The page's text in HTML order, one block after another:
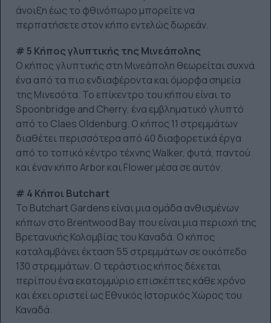
άνοιξη έως το φθινόπωρο μπορείτε να
περπατήσετε στον κήπο εντελώς δωρεάν.
# 5 Κήπος γλυπτικής της Μινεάπολης
Ο κήπος γλυπτικής στη Μινεάπολη θεωρείται συχνά
ένα από τα πιο ενδιαφέροντα και όμορφα σημεία
της Μινεσότα. Το επίκεντρο του κήπου είναι το
Spoonbridge and Cherry, ένα εμβληματικό γλυπτό
από το Claes Oldenburg. Ο κήπος 11 στρεμμάτων
διαθέτει περισσότερα από 40 διαφορετικά έργα
από το τοπικό κέντρο τέχνης Walker, φυτά, παντού
και έναν κήπο Arbor και Flower μέσα σε αυτόν.
# 4 Κήποι Butchart
Το Butchart Gardens είναι μια ομάδα ανθισμένων
κήπων στο Brentwood Bay που είναι μια περιοχή της
Βρετανικής Κολομβίας του Καναδά. Ο κήπος
καταλαμβάνει έκταση 55 στρεμμάτων σε οικόπεδο
130 στρεμμάτων. Ο τεράστιος κήπος δέχεται
περίπου ένα εκατομμύριο επισκέπτες κάθε χρόνο
και έχει οριστεί ως Εθνικός Ιστορικός Χώρος του
Καναδά.